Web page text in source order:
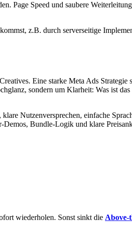
Page Speed und saubere
z.B. durch serverseitige
Eine starke Meta Ads Strategie
sondern um Klarheit: Was ist
Nutzenversprechen, einfache
Bundle-Logik und klare
wiederholen. Sonst sinkt die Above-